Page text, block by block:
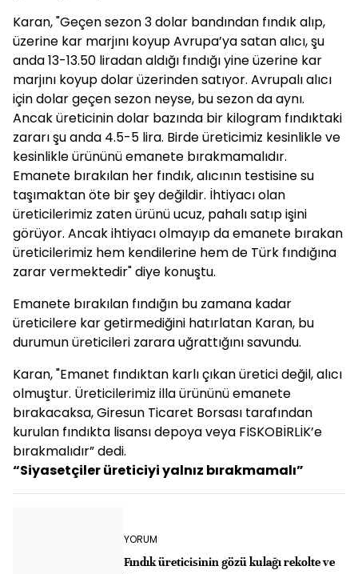
Karan, "Geçen sezon 3 dolar bandından fındık alıp,
üzerine kar marjını koyup Avrupa’ya satan alıcı, şu
anda 13-13.50 liradan aldığı fındığı yine üzerine kar
marjını koyup dolar üzerinden satıyor. Avrupalı alıcı
için dolar geçen sezon neyse, bu sezon da aynı.
Ancak üreticinin dolar bazında bir kilogram fındıktaki
zararı şu anda 4.5-5 lira. Birde üreticimiz kesinlikle ve
kesinlikle ürününü emanete bırakmamalıdır.
Emanete bırakılan her fındık, alıcının testisine su
taşımaktan öte bir şey değildir. İhtiyacı olan
üreticilerimiz zaten ürünü ucuz, pahalı satıp işini
görüyor. Ancak ihtiyacı olmayıp da emanete bırakan
üreticilerimiz hem kendilerine hem de Türk fındığına
zarar vermektedir" diye konuştu.
Emanete bırakılan fındığın bu zamana kadar
üreticilere kar getirmediğini hatırlatan Karan, bu
durumun üreticileri zarara uğrattığını savundu.
Karan, "Emanet fındıktan karlı çıkan üretici değil, alıcı
olmuştur. Üreticilerimiz illa ürününü emanete
bırakacaksa, Giresun Ticaret Borsası tarafından
kurulan fındıkta lisansı depoya veya FİSKOBİRLİK’e
bırakmalıdır” dedi.
“Siyasetçiler üreticiyi yalnız bırakmamalı”
YORUM
Fındık üreticisinin gözü kulağı rekolte ve